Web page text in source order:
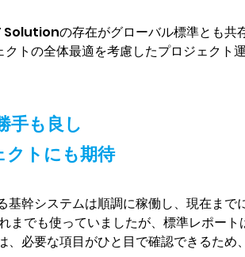
の存在がグローバル標準とも共
トの全体最適を考慮したプロジェクト
手も良し
トにも期待
幹システムは順調に稼働し、現在ま
までも使っていましたが、標準レポー
必要な項目がひと目で確認できるため